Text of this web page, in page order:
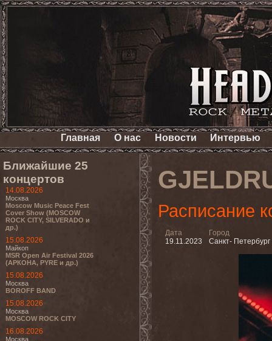
Главная О нас Новости Интервью
Ближайшие 25
концертов
14.08.2026
Москва
Moscow Music Peace Fest
Cover Show (MOSCOW
ROCK CITY, SILVERADO и
др.)
15.08.2026
Майкоп
MSR Open Air Festival 2026
(АРКОНА, PYRE и др.)
15.08.2026
Москва
BOROFF BAND
15.08.2026
Москва
MOSCOW ROCK CITY
16.08.2026
Москва
Расписание
Дата
19.11.2023
Город
Санкт- Петербург